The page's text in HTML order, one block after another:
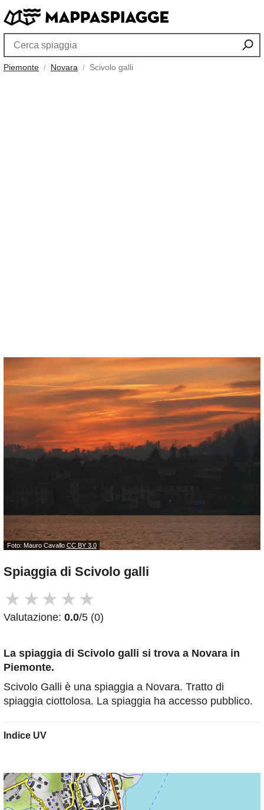
Piemonte Novara Scivolo galli
Foto: Mauro Cavallo CC BY 3.0
Spiaggia di Scivolo galli
★ ★ ★ ★ ★
Valutazione: 0.0/5 (0)
La spiaggia di Scivolo galli si trova a Novara in
Piemonte.
Scivolo Galli è una spiaggia a Novara. Tratto di
spiaggia ciottolosa. La spiaggia ha accesso pubblico.
Indice UV